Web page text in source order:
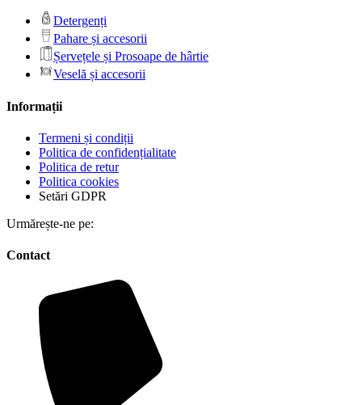
Detergenți
Pahare și accesorii
Șervețele și Prosoape de hârtie
Veselă și accesorii
Informații
Termeni și condiții
Politica de confidențialitate
Politica de retur
Politica cookies
Setări GDPR
Urmărește-ne pe:
Contact